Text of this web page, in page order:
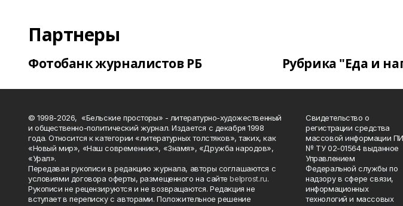
Партнеры
Фотобанк журналистов РБ Рубрика "Еда и
© 1998-2026, «Бельские просторы» - литературно-художественный
и общественно-политический журнал. Издается с декабря 1998
года. Относится к категории «литературных толстяков», таких, как
«Новый мир», «Наш современник», «Знамя», «Дружба народов»,
«Урал».
Передавая рукописи в редакцию журнала, авторы соглашаются с
условиями договора оферты, размещенного на сайтеbelprost.ru.
Рукописи не рецензируются и не возвращаются. Редакция не
вступает в переписку с авторами. Положительное решение
Свидетельство о
регистрации средства
массовой информации ПИ
№ ТУ 02-01564 выданное
Управлением
Федеральной службы по
надзору в сфере связи,
информационных
технологий и массовых